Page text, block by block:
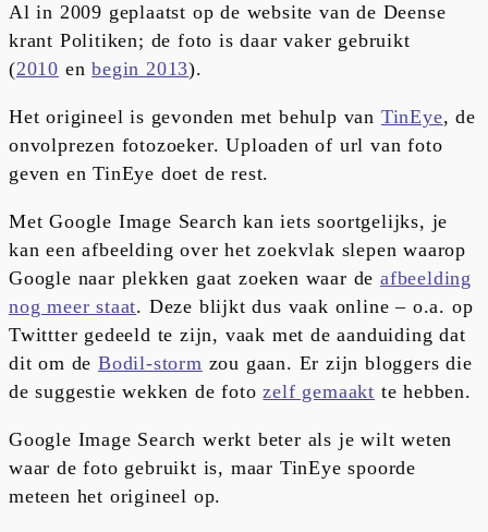
Al in 2009 geplaatst op de website van de Deense
krant Politiken; de foto is daar vaker gebruikt
(2010 enbegin 2013).
Het origineel is gevonden met behulp van TinEye, de
onvolprezen fotozoeker. Uploaden of url van foto
geven en TinEye doet de rest.
Met Google Image Search kan iets soortgelijks, je
kan een afbeelding over het zoekvlak slepen waarop
Google naar plekken gaat zoeken waar de afbeelding
nog meer staat. Deze blijkt dus vaak online – o.a. op
Twittter gedeeld te zijn, vaak met de aanduiding dat
dit om deBodil-storm zou gaan. Er zijn bloggers die
de suggestie wekken de fotozelf gemaakt te hebben.
Google Image Search werkt beter als je wilt weten
waar de foto gebruikt is, maar TinEye spoorde
meteen het origineel op.